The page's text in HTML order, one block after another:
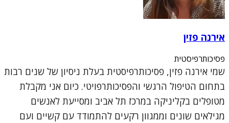
אירנה פזין
פסיכותרפיסטית
שמי אירנה פזין, פסיכותרפיסטית בעלת ניסיון של שנים רבות
בתחום הטיפול הרגשי והפסיכותרפויטי. כיום אני מקבלת
מטופלים בקליניקה במרכז תל אביב ומסייעת לאנשים
מגילאים שונים וממגוון רקעים להתמודד עם קשיים ועם